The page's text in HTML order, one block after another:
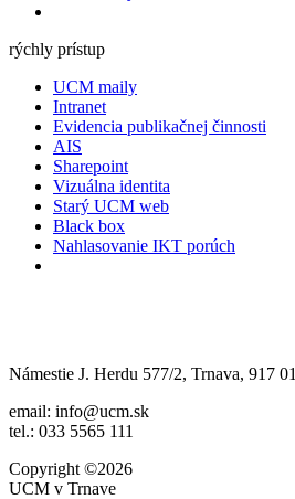
rýchly prístup
UCM maily
Intranet
Evidencia publikačnej činnosti
AIS
Sharepoint
Vizuálna identita
Starý UCM web
Black box
Nahlasovanie IKT porúch
Námestie J. Herdu 577/2, Trnava, 917 01
email: info@ucm.sk
tel.: 033 5565 111
Copyright ©2026
UCM v Trnave